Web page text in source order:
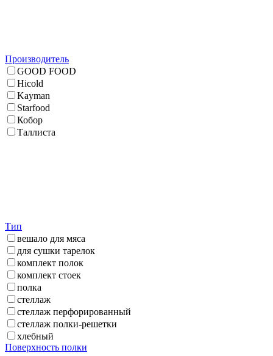
Производитель
GOOD FOOD
Hicold
Kayman
Starfood
Кобор
Таллиста
Тип
вешало для мяса
для сушки тарелок
комплект полок
комплект стоек
полка
стеллаж
стеллаж перфорированный
стеллаж полки-решетки
хлебный
Поверхность полки